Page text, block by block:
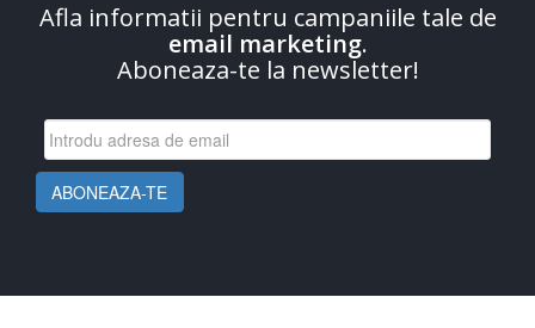
Afla informatii pentru campaniile tale de
email marketing.
Aboneaza-te la newsletter!